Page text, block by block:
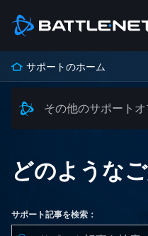
サポートのホーム
その他のサポート
どのような
サポート記事を検索：